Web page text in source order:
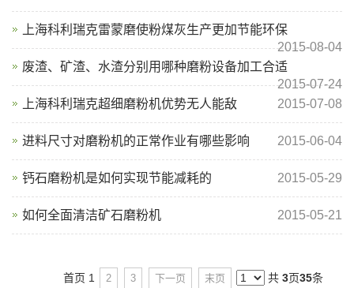
上海科利瑞克雷蒙磨使粉煤灰生产更加节能环保
2015-08-04
废渣、矿渣、水渣分别用哪种磨粉设备加工合适
2015-07-24
上海科利瑞克超细磨粉机优势无人能敌
2015-07-08
进料尺寸对磨粉机的正常作业有哪些影响 2015-06-04
钙石磨粉机是如何实现节能减耗的 2015-05-29
如何全面清洁矿石磨粉机 2015-05-21
首页 1 2 3 下一页 末页 共 3页35条